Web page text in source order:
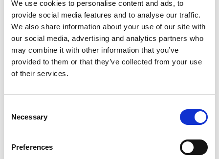
We use cookies to personalise content and ads, to
provide social media features and to analyse our traffic.
We also share information about your use of our site with
our social media, advertising and analytics partners who
may combine it with other information that you’ve
provided to them or that they’ve collected from your use
of their services.
Selection
Necessary
Preferences
CONTACT
Capucijnerstraat, Biezenmortel
Plan je route